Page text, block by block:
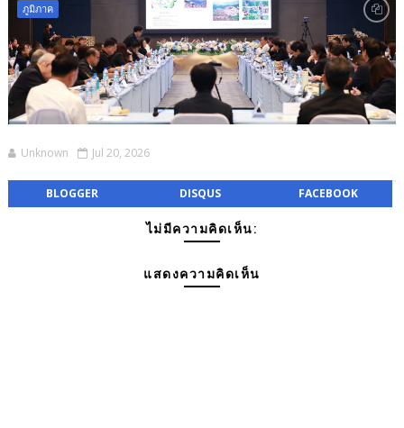
ภูมิภาค
Unknown Jul 20, 2026
BLOGGER DISQUS FACEBOOK
ไม่มีความคิดเห็น:
แสดงความคิดเห็น